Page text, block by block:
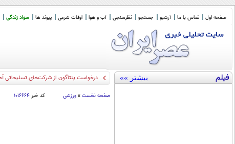
صفحه اول تماس با ما آرشیو جستجو نظرسنجی آب و هوا اوقات شرعی پیوند ها سواد زندگی
فیلم بیشتر »» عبو_
صفحه نخست » ورزشی کد خبر ۱۰۱۶۶۶۴